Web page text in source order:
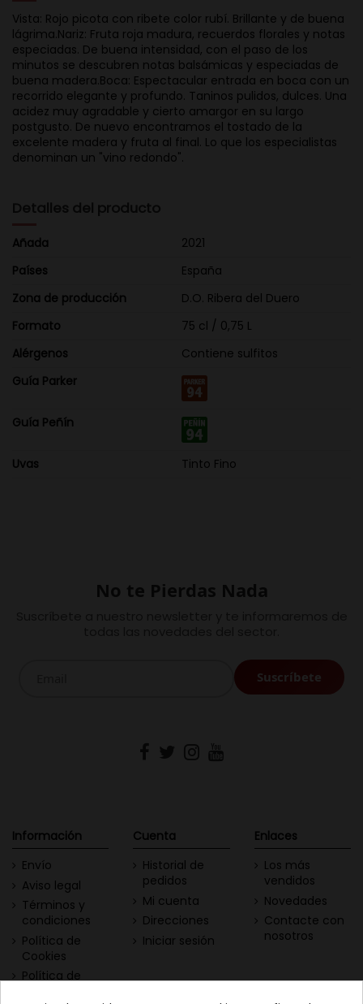
Vista: Rojo picota con ribete color rubí. Brillante y de buena
lágrima.Nariz: Fruta roja madura, recuerdos florales y notas
especiadas. De buena intensidad, con el paso de los
minutos se descubren notas balsámicas y especiadas de
buena madera.Boca: Espectacular entrada en boca con un
recorrido elegante y profundo. Taninos pulidos, dulces. Una
acidez muy agradable y cierto amargor en su largo
postgusto. De nuevo encontramos el tostado de la
excelente madera y fruta al final. Lo que los especialistas
denominan un "vino redondo".
Detalles del producto
Añada
2021
Países
España
Zona de producción
D.O. Ribera del Duero
Formato
75 cl / 0,75 L
Alérgenos
Contiene sulfitos
Guía Parker
Guía Peñín
Uvas Tinto Fino
No te Pierdas Nada
Información
Envío
Aviso legal
Términos y
condiciones
Política de
Cookies
Política de
Cuenta
Historial de
pedidos
Mi cuenta
Direcciones
Iniciar sesión
Enlaces
Los más
vendidos
Novedades
Contacte con
nosotros